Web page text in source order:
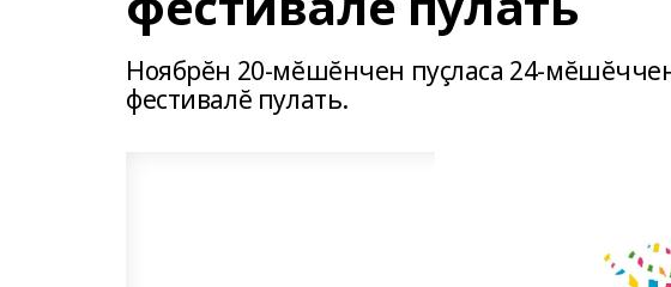
Ноябрĕн 20-мĕшĕнчен пуçласа 24-
фестивалĕ пулать.